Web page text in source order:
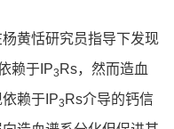
黄恬研究员指导下发现
赖于IP3 Rs，然而造血
赖于IP3 Rs介导的钙信